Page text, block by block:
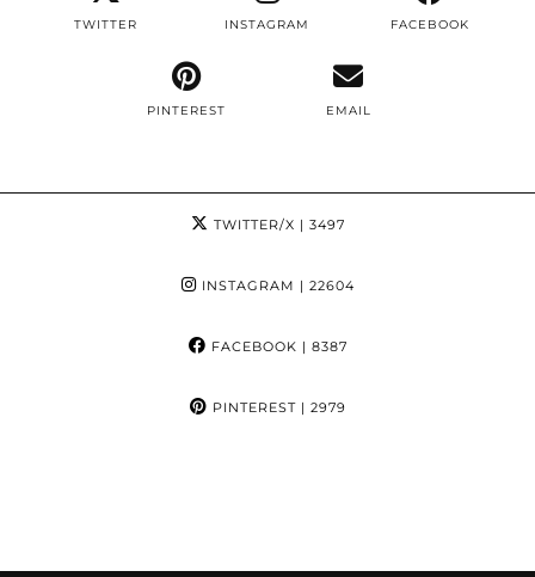
TWITTER INSTAGRAM FACEBOOK
PINTEREST EMAIL
TWITTER/X | 3497
INSTAGRAM | 22604
FACEBOOK | 8387
PINTEREST| 2979